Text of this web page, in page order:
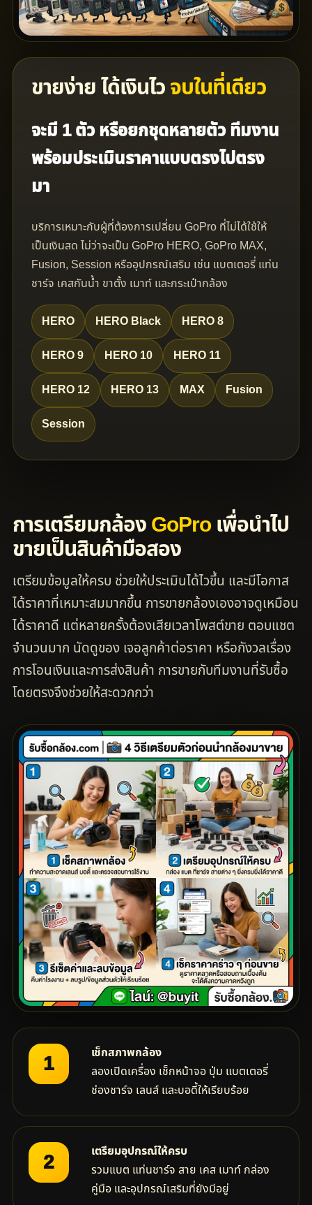
ขายง่าย ได้เงินไวจบในที่เดียว
จะมี 1 ตัว หรือยกชุดหลายตัว ทีมงาน
พร้อมประเมินราคาแบบตรงไปตรง
มา
บริการเหมาะกับผู้ที่ต้องการเปลี่ยน GoPro ที่ไม่ได้ใช้ให้
เป็นเงินสด ไม่ว่าจะเป็น GoPro HERO, GoPro MAX,
Fusion, Session หรืออุปกรณ์เสริม เช่น แบตเตอรี่ แท่น
ชาร์จ เคสกันน้ำ ขาตั้ง เมาท์ และกระเป๋ากล้อง
HERO HERO Black HERO 8
HERO 9 HERO 10 HERO 11
HERO 12 HERO 13 MAX Fusion
Session
การเตรียมกล้องGoProเพื่อนำไป
ขายเป็นสินค้ามือสอง
เตรียมข้อมูลให้ครบ ช่วยให้ประเมินได้ไวขึ้น และมีโอกาส
ได้ราคาที่เหมาะสมมากขึ้น การขายกล้องเองอาจดูเหมือน
ได้ราคาดี แต่หลายครั้งต้องเสียเวลาโพสต์ขาย ตอบแชต
จำนวนมาก นัดดูของ เจอลูกค้าต่อราคา หรือกังวลเรื่อง
การโอนเงินและการส่งสินค้า การขายกับทีมงานที่รับซื้อ
โดยตรงจึงช่วยให้สะดวกกว่า
1
เช็กสภาพกล้อง
ลองเปิดเครื่อง เช็กหน้าจอ ปุ่ม แบตเตอรี่
ช่องชาร์จ เลนส์ และบอดี้ให้เรียบร้อย
2
เตรียมอุปกรณ์ให้ครบ
รวมแบต แท่นชาร์จ สาย เคส เมาท์ กล่อง
คู่มือ และอุปกรณ์เสริมที่ยังมีอยู่